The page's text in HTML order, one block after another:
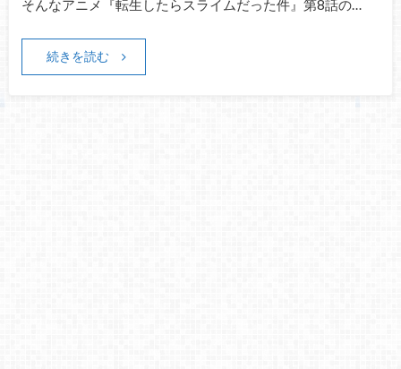
そんなアニメ『転生したらスライムだった件』第8話の…
続きを読む